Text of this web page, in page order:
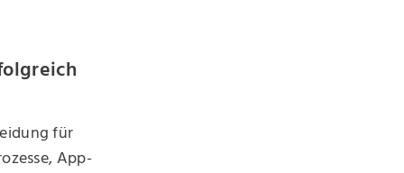
für
App-